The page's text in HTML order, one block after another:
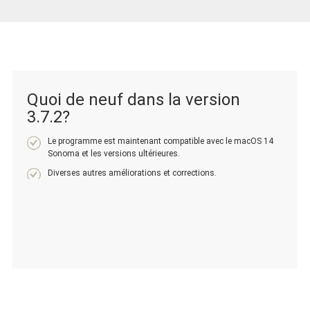
Quoi de neuf dans la version
3.7.2?
Le programme est maintenant compatible avec le macOS 14
Sonoma et les versions ultérieures.
Diverses autres améliorations et corrections.